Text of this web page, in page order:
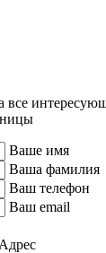
все
Ваше имя
Ваша фамилия
Ваш телефон
Ваш email
Адрес